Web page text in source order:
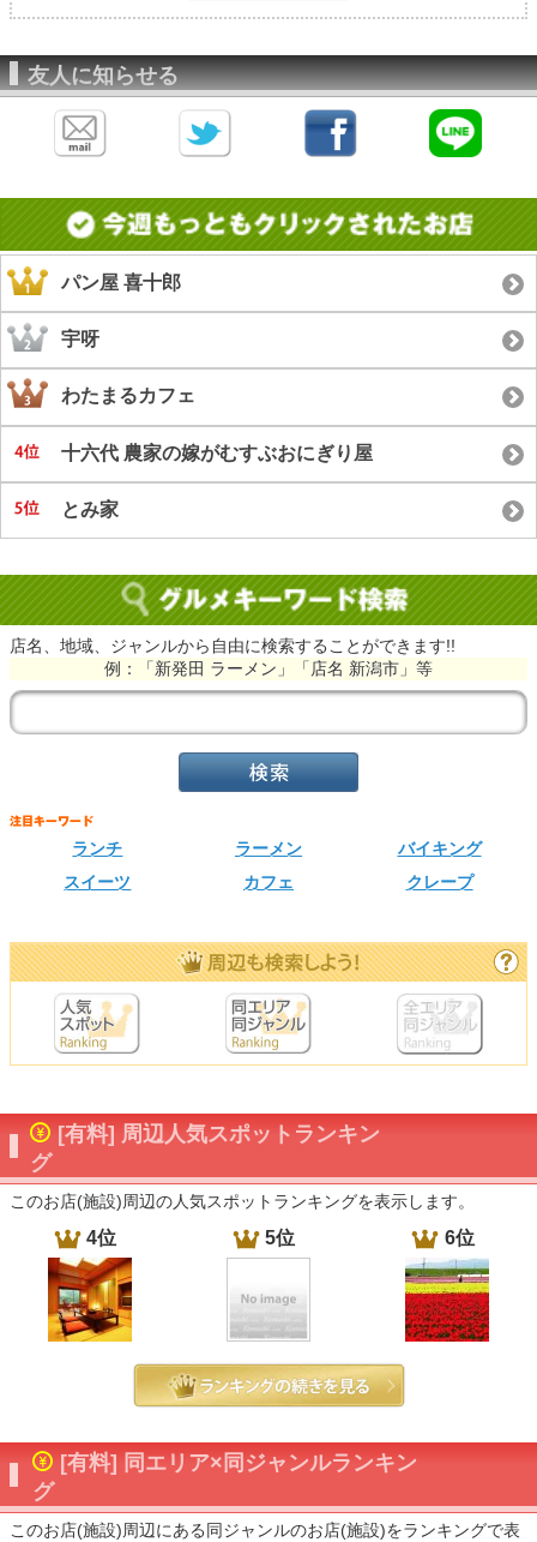
友人に知らせる
パン屋 喜十郎
宇呀
わたまるカフェ
十六代 農家の嫁がむすぶおにぎり屋
とみ家
店名、地域、ジャンルから自由に検索することができます!!
例：「新発田 ラーメン」「店名 新潟市」等
ランチ ラーメン
バイキング
スイーツ
カフェ クレープ
[有料] 周辺人気スポットランキン
グ
このお店(施設)周辺の人気スポットランキングを表示します。
4位 5位 6位
[有料] 同エリア×同ジャンルランキン
グ
このお店(施設)周辺にある同ジャンルのお店(施設)をランキングで表